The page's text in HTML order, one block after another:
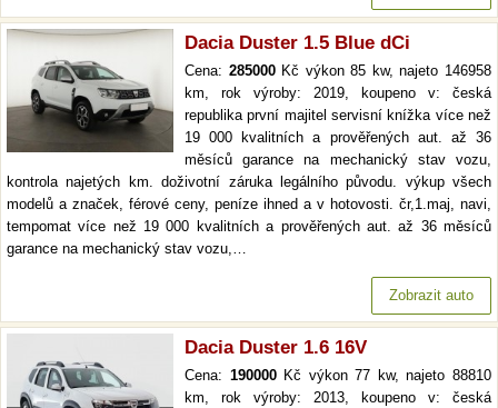
Dacia Duster 1.5 Blue dCi
Cena: 285000Kč výkon 85 kw, najeto 146958
km, rok výroby: 2019, koupeno v: česká
republika první majitel servisní knížka více než
19 000 kvalitních a prověřených aut. až 36
měsíců garance na mechanický stav vozu,
kontrola najetých km. doživotní záruka legálního původu. výkup všech
modelů a značek, férové ceny, peníze ihned a v hotovosti. čr,1.maj, navi,
tempomat více než 19 000 kvalitních a prověřených aut. až 36 měsíců
garance na mechanický stav vozu,…
Zobrazit auto
Dacia Duster 1.6 16V
Cena: 190000Kč výkon 77 kw, najeto 88810
km, rok výroby: 2013, koupeno v: česká